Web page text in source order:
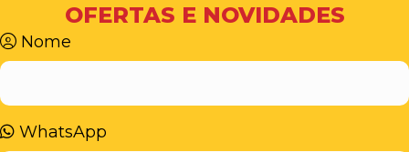
OFERTAS E NOVIDADES
Nome
WhatsApp